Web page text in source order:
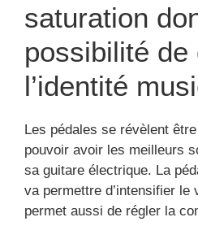
saturation
possibilité de
l’identité
Les pédales se révèlent
pouvoir avoir les meilleurs
sa guitare électrique. La
va permettre d’intensifier le
permet aussi de régler la